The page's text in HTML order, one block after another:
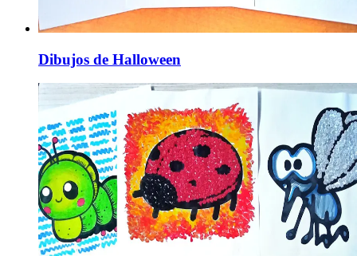
Dibujos de Halloween